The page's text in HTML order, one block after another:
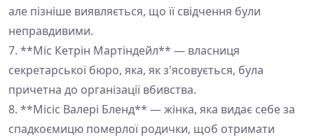
але пізніше виявляється, що її свідчення були
неправдивими.
7. **Міс Кетрін Мартіндейл** — власниця
секретарської бюро, яка, як з'ясовується, була
причетна до організації вбивства.
8. **Місіс Валері Бленд** — жінка, яка видає себе за
спадкоємицю померлої родички, щоб отримати